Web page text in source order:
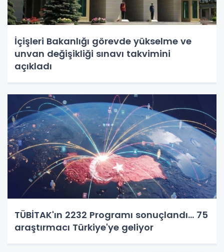
İçişleri Bakanlığı görevde yükselme ve
unvan değişikliği sınavı takvimini
açıkladı
TÜBİTAK'ın 2232 Programı sonuçlandı... 75
araştırmacı Türkiye'ye geliyor